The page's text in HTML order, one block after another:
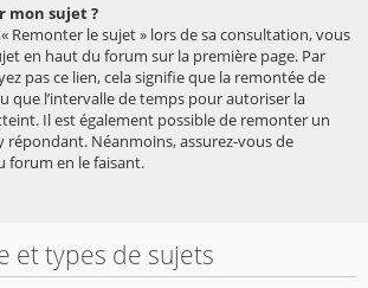
mon sujet ?
Remonter le sujet » lors de sa consultation, vous
en haut du forum sur la première page. Par
pas ce lien, cela signifie que la remontée de
que l’intervalle de temps pour autoriser la
Il est également possible de remonter un
répondant. Néanmoins, assurez-vous de
forum en le faisant.
et types de sujets